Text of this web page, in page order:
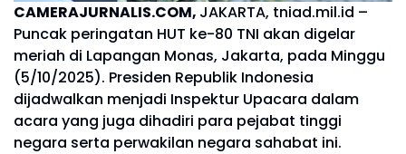
CAMERAJURNALIS.COM, JAKARTA, tniad.mil.id –
Puncak peringatan HUT ke-80 TNI akan digelar
meriah di Lapangan Monas, Jakarta, pada Minggu
(5/10/2025). Presiden Republik Indonesia
dijadwalkan menjadi Inspektur Upacara dalam
acara yang juga dihadiri para pejabat tinggi
negara serta perwakilan negara sahabat ini.